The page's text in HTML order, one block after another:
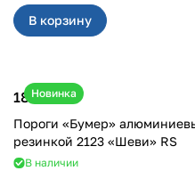
В корзину
Новинка
18 000 ₽
Пороги «Бумер»
резинкой 2123 «Шеви» RS
В наличии